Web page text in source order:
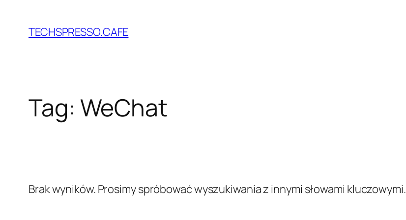
treści
TECHSPRESSO.CAFE
Tag: WeChat
Brak wyników. Prosimy spróbować wyszukiwania z innymi słowami kluczowymi.